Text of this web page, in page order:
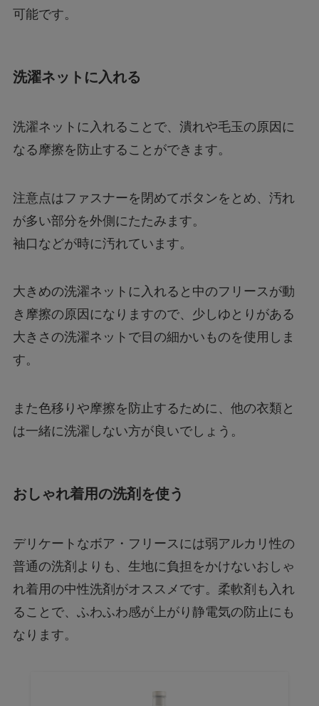
可能です。
洗濯ネットに入れる
洗濯ネットに入れることで、潰れや毛玉の原因に
なる摩擦を防止することができます。
注意点はファスナーを閉めてボタンをとめ、汚れ
が多い部分を外側にたたみます。
袖口などが時に汚れています。
大きめの洗濯ネットに入れると中のフリースが動
き摩擦の原因になりますので、少しゆとりがある
大きさの洗濯ネットで目の細かいものを使用しま
す。
また色移りや摩擦を防止するために、他の衣類と
は一緒に洗濯しない方が良いでしょう。
おしゃれ着用の洗剤を使う
デリケートなボア・フリースには弱アルカリ性の
普通の洗剤よりも、生地に負担をかけないおしゃ
れ着用の中性洗剤がオススメです。柔軟剤も入れ
ることで、ふわふわ感が上がり静電気の防止にも
なります。